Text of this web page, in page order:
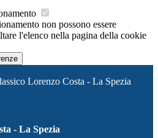
non possono essere
l'elenco nella pagina della cookie
Lorenzo Costa - La Spezia
- La Spezia